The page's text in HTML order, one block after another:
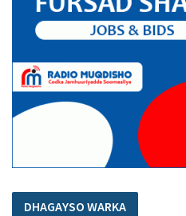
DHAGAYSO WARKA